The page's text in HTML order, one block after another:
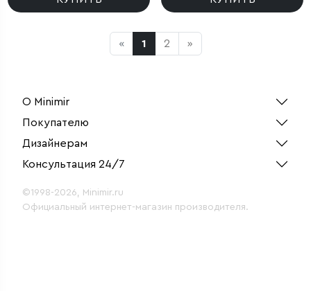
« 1 2 »
О Minimir
Покупателю
Дизайнерам
Консультация 24/7
©1998-2026, Minimir.ru
Официальный интернет-магазин производителя.